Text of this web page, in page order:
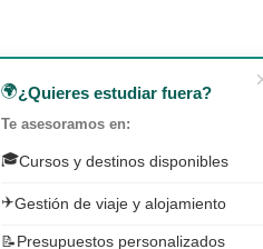
🌍¿Quieres estudiar fuera?
Te asesoramos en:
🎓Cursos y destinos disponibles
✈️Gestión de viaje y alojamiento
📝 Presupuestos personalizados